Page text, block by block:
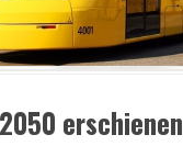
erschienen